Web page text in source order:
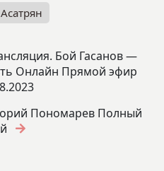
Бой Гасанов —
Онлайн Прямой эфир
Пономарев Полный